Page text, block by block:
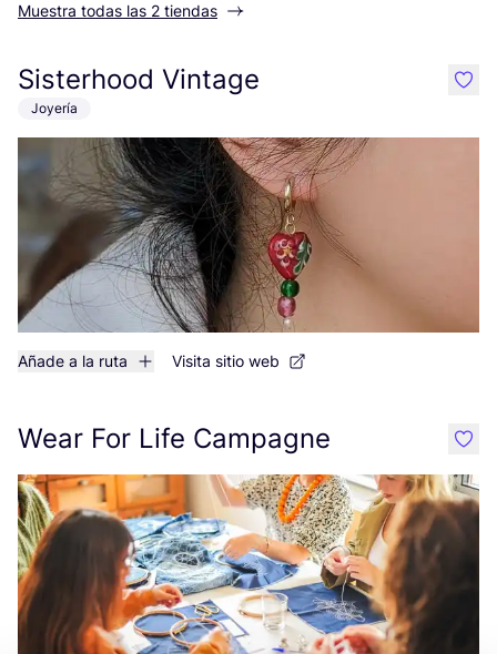
Muestra todas las 2 tiendas
Sisterhood Vintage
Joyería
Añade a la ruta Visita sitio web
like
Wear For Life Campagne like